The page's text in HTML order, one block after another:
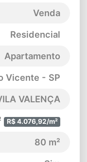
Venda
Residencial
Apartamento
Vicente - SP
VALENÇA
R$ 4.076,92/m²
80 m²